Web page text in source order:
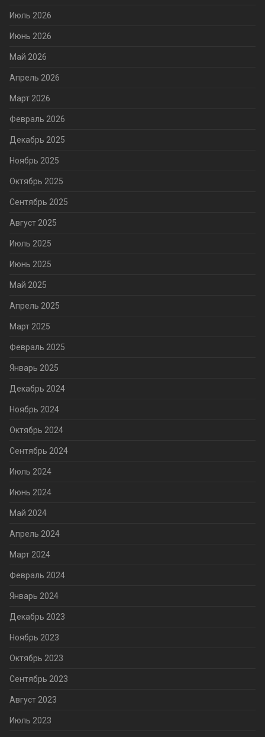
Июль 2026
Июнь 2026
Май 2026
Апрель 2026
Март 2026
Февраль 2026
Декабрь 2025
Ноябрь 2025
Октябрь 2025
Сентябрь 2025
Август 2025
Июль 2025
Июнь 2025
Май 2025
Апрель 2025
Март 2025
Февраль 2025
Январь 2025
Декабрь 2024
Ноябрь 2024
Октябрь 2024
Сентябрь 2024
Июль 2024
Июнь 2024
Май 2024
Апрель 2024
Март 2024
Февраль 2024
Январь 2024
Декабрь 2023
Ноябрь 2023
Октябрь 2023
Сентябрь 2023
Август 2023
Июль 2023